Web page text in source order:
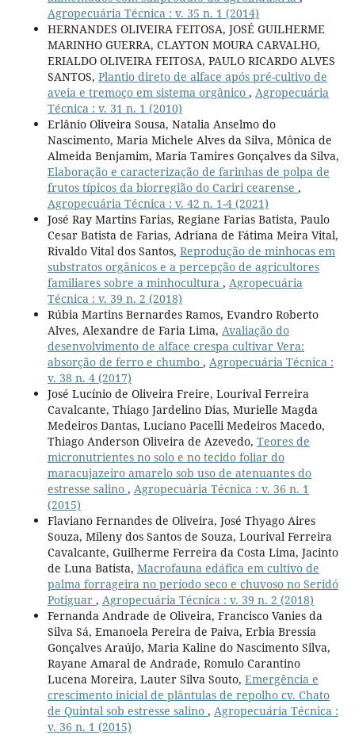
Agropecuária Técnica : v. 35 n. 1 (2014)
HERNANDES OLIVEIRA FEITOSA, JOSÉ GUILHERME
MARINHO GUERRA, CLAYTON MOURA CARVALHO,
ERIALDO OLIVEIRA FEITOSA, PAULO RICARDO ALVES
SANTOS, Plantio direto de alface após pré-cultivo de
aveia e tremoço em sistema orgânico , Agropecuária
Técnica : v. 31 n. 1 (2010)
Erlânio Oliveira Sousa, Natalia Anselmo do
Nascimento, Maria Michele Alves da Silva, Mônica de
Almeida Benjamim, Maria Tamires Gonçalves da Silva,
Elaboração e caracterização de farinhas de polpa de
frutos típicos da biorregião do Cariri cearense ,
Agropecuária Técnica : v. 42 n. 1-4 (2021)
José Ray Martins Farias, Regiane Farias Batista, Paulo
Cesar Batista de Farias, Adriana de Fátima Meira Vital,
Rivaldo Vital dos Santos, Reprodução de minhocas em
substratos orgânicos e a percepção de agricultores
familiares sobre a minhocultura , Agropecuária
Técnica : v. 39 n. 2 (2018)
Rúbia Martins Bernardes Ramos, Evandro Roberto
Alves, Alexandre de Faria Lima, Avaliação do
desenvolvimento de alface crespa cultivar Vera:
absorção de ferro e chumbo , Agropecuária Técnica :
v. 38 n. 4 (2017)
José Lucínio de Oliveira Freire, Lourival Ferreira
Cavalcante, Thiago Jardelino Dias, Murielle Magda
Medeiros Dantas, Luciano Pacelli Medeiros Macedo,
Thiago Anderson Oliveira de Azevedo, Teores de
micronutrientes no solo e no tecido foliar do
maracujazeiro amarelo sob uso de atenuantes do
estresse salino , Agropecuária Técnica : v. 36 n. 1
(2015)
Flaviano Fernandes de Oliveira, José Thyago Aires
Souza, Mileny dos Santos de Souza, Lourival Ferreira
Cavalcante, Guilherme Ferreira da Costa Lima, Jacinto
de Luna Batista, Macrofauna edáfica em cultivo de
palma forrageira no período seco e chuvoso no Seridó
Potiguar , Agropecuária Técnica : v. 39 n. 2 (2018)
Fernanda Andrade de Oliveira, Francisco Vanies da
Silva Sá, Emanoela Pereira de Paiva, Erbia Bressia
Gonçalves Araújo, Maria Kaline do Nascimento Silva,
Rayane Amaral de Andrade, Romulo Carantino
Lucena Moreira, Lauter Silva Souto, Emergência e
crescimento inicial de plântulas de repolho cv. Chato
de Quintal sob estresse salino , Agropecuária Técnica :
v. 36 n. 1 (2015)